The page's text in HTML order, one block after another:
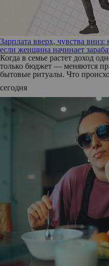
Зарплата вверх, чувства
если женщина начинает
Когда в семье растет доход
только бюджет — меняются
бытовые ритуалы. Что
сегодня